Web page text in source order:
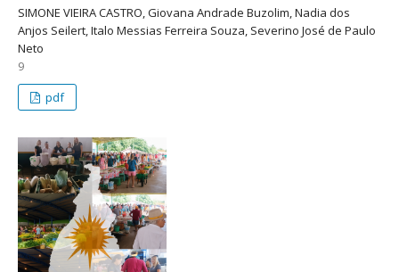
SIMONE VIEIRA CASTRO, Giovana Andrade Buzolim, Nadia dos
Anjos Seilert, Italo Messias Ferreira Souza, Severino José de Paulo
Neto
9
pdf